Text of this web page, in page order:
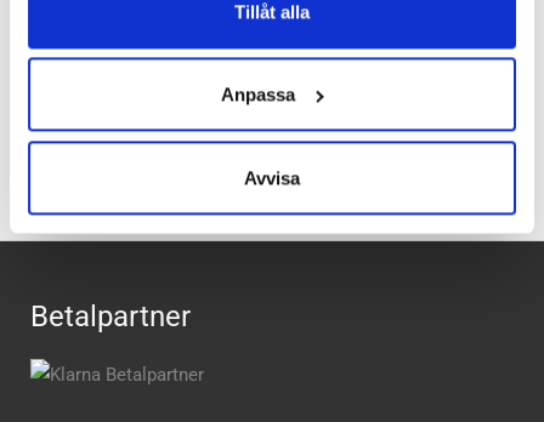
Tillåt alla
Anpassa
Avvisa
Betalpartner